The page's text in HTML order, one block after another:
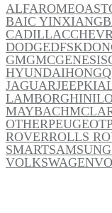
ALFAROMEO
BAIC YINXIANG
CADILLAC
DODGEDFSK
GMGMCGENESIS
HYUNDAI
JAGUARJEEPKIA
LAMBORGHINI
MAYBACH
OTHERPEUGEOT
ROVERROLLS
SMARTSAMSUNG
VOLKSWAGEN